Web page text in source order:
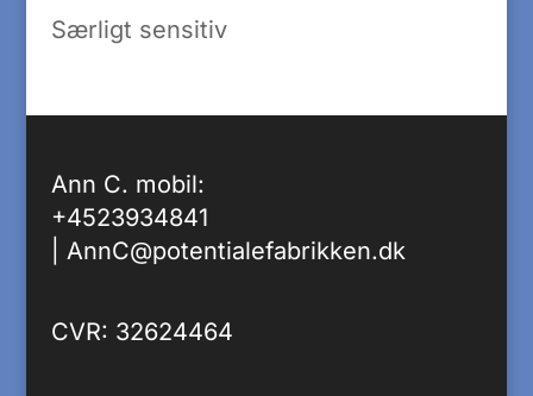
Særligt sensitiv
Ann C. mobil:
+4523934841
AnnC@potentialefabrikken.dk
CVR: 32624464